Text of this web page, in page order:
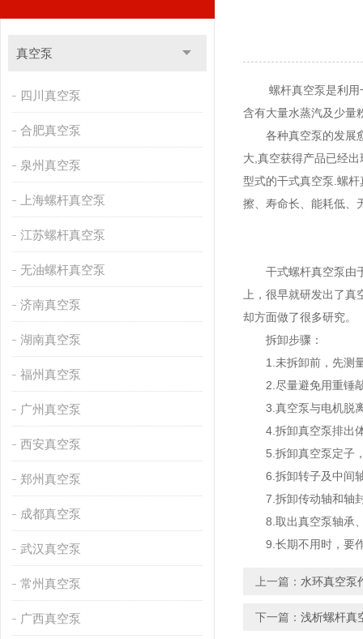
真空泵
四川真空泵
合肥真空泵
泉州真空泵
上海螺杆真空泵
江苏螺杆真空泵
无油螺杆真空泵
济南真空泵
湖南真空泵
福州真空泵
广州真空泵
西安真空泵
郑州真空泵
成都真空泵
武汉真空泵
常州真空泵
广西真空泵
螺杆真空泵是利用一
含有大量水蒸汽及少量
各种真空泵的发展愈
大,真空获得产品已经
型式的干式真空泵.螺
擦、寿命长、能耗低、
干式螺杆真空泵由于
上，很早就研发出了
却方面做了很多研究。
拆卸步骤：
1.未拆卸前，先测量
2.尽量避免用重锤敲
3.真空泵与电机脱离
4.拆卸真空泵排出
5.拆卸真空泵定子，
6.拆卸转子及中间
7.拆卸传动轴和轴
8.取出真空泵轴承、
9.长期不用时，要作
上一篇： 水环真空泵
下一篇： 浅析螺杆真